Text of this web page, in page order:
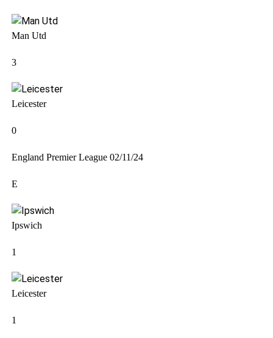
Man Utd
3
Leicester
0
England Premier League 02/11/24
E
Ipswich
1
Leicester
1